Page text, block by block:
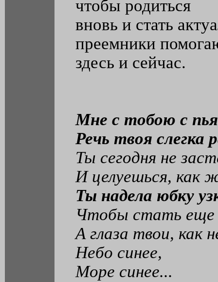
чтобы родиться
вновь и стать
преемники
здесь и сейчас.
Мне с тобою с
Речь твоя слегка
Ты сегодня не
И целуешься, как
Ты надела юбку
Чтобы стать еще
А глаза твои, как
Небо синее,
Море синее...